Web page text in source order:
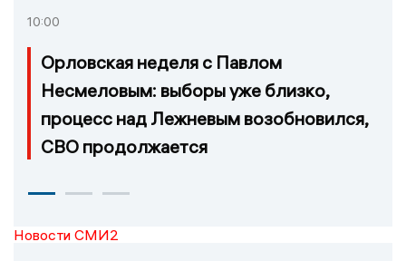
10:00
Орловская неделя с Павлом
Несмеловым: выборы уже близко,
процесс над Лежневым возобновился,
СВО продолжается
Новости СМИ2